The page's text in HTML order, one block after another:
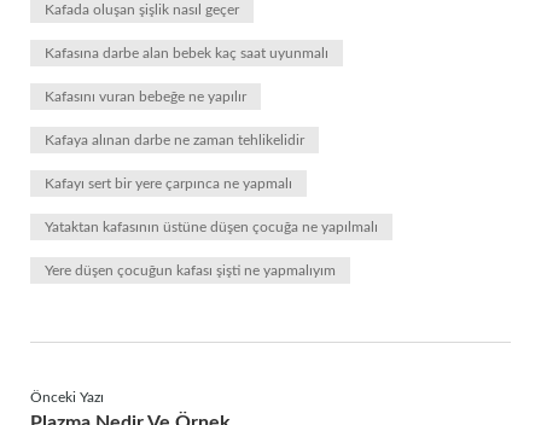
Kafada oluşan şişlik nasıl geçer
Kafasına darbe alan bebek kaç saat uyunmalı
Kafasını vuran bebeğe ne yapılır
Kafaya alınan darbe ne zaman tehlikelidir
Kafayı sert bir yere çarpınca ne yapmalı
Yataktan kafasının üstüne düşen çocuğa ne yapılmalı
Yere düşen çocuğun kafası şişti ne yapmalıyım
Önceki Yazı